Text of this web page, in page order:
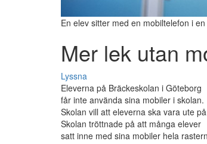
En elev sitter med en mobiltelefon i
Mer lek utan
Lyssna
Eleverna på Bräckeskolan i Göteborg
får inte använda sina mobiler i skolan.
Skolan vill att eleverna ska vara ute
Skolan tröttnade på att många elever
satt inne med sina mobiler hela